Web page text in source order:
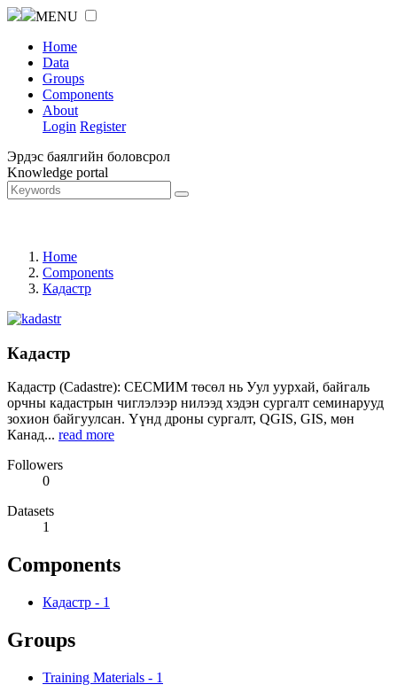
MENU
Home
Data
Groups
Components
About
Login Register
Эрдэс баялгийн боловсрол
Knowledge portal
Home
Components
Кадастр
Кадастр
Кадастр (Cadastre): СЕСМИМ төсөл нь Уул уурхай, байгаль
орчны кадастрын чиглэлээр нилээд хэдэн сургалт семинарууд
зохион байгуулсан. Үүнд дроны сургалт, QGIS, GIS, мөн
Канад... read more
Followers
0
Datasets
1
Components
Кадастр - 1
Groups
Training Materials - 1